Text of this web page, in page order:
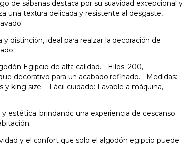
de sábanas destaca por su suavidad excepcional y
una textura delicada y resistente al desgaste,
distinción, ideal para realzar la decoración de
Egipcio de alta calidad. - Hilos: 200,
decorativo para un acabado refinado. - Medidas:
king size. - Fácil cuidado: Lavable a máquina,
estética, brindando una experiencia de descanso
y el confort que solo el algodón egipcio puede